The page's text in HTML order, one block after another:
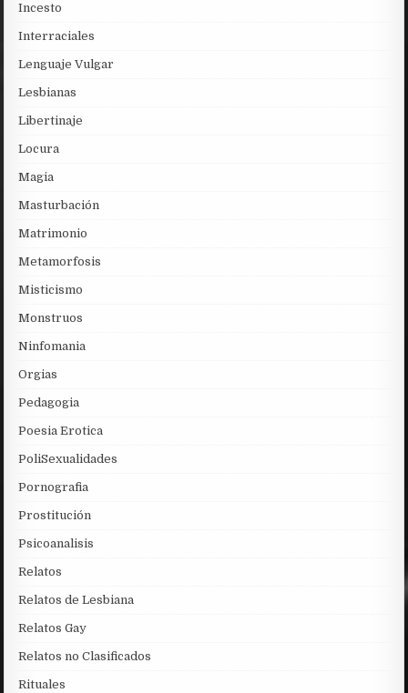
Incesto
Interraciales
Lenguaje Vulgar
Lesbianas
Libertinaje
Locura
Magia
Masturbación
Matrimonio
Metamorfosis
Misticismo
Monstruos
Ninfomania
Orgias
Pedagogia
Poesia Erotica
PoliSexualidades
Pornografia
Prostitución
Psicoanalisis
Relatos
Relatos de Lesbiana
Relatos Gay
Relatos no Clasificados
Rituales